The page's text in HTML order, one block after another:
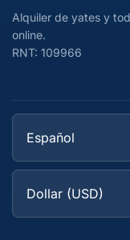
Alquiler de yates y
online.
RNT: 109966